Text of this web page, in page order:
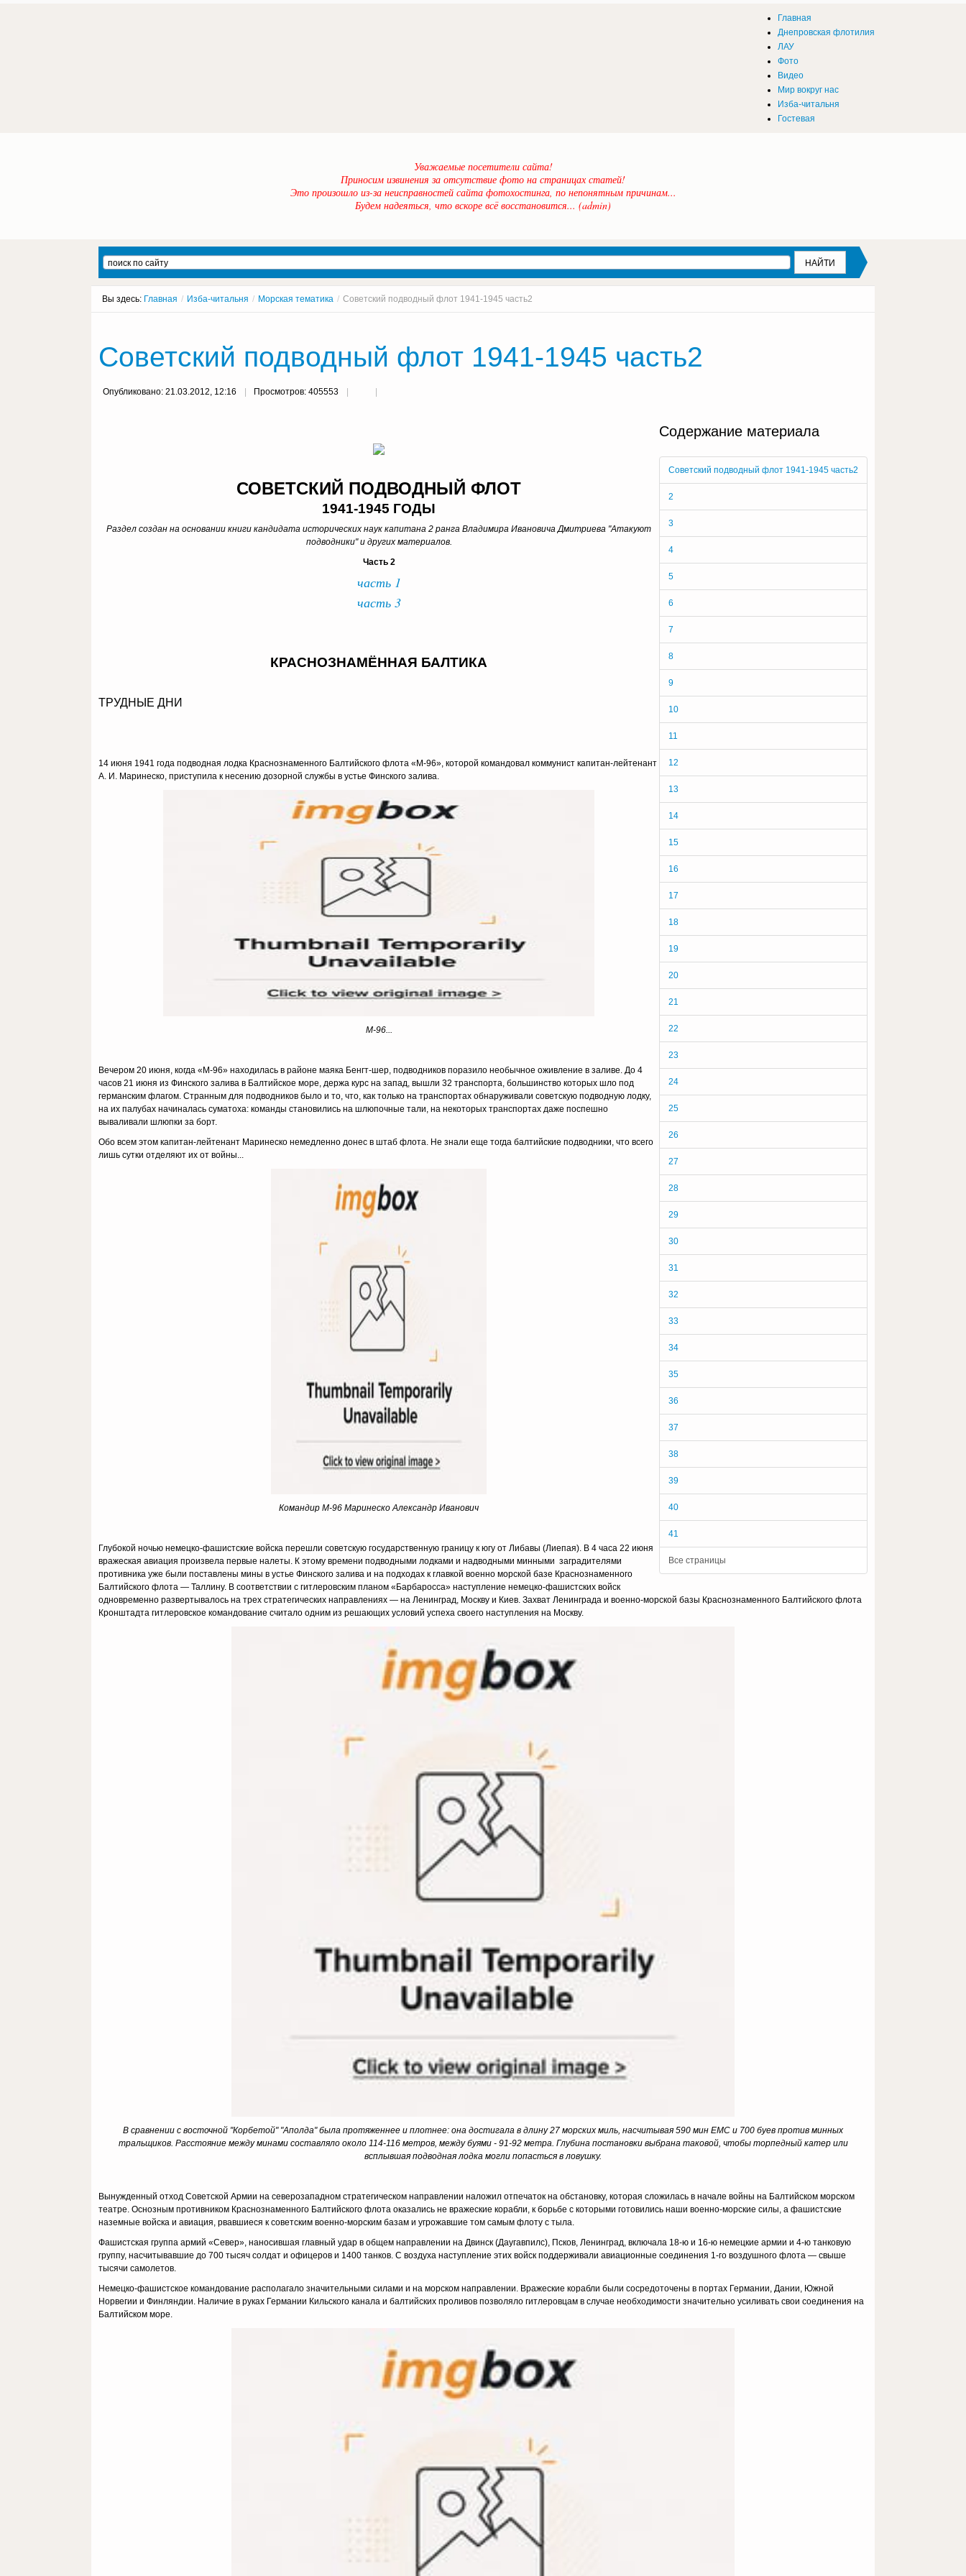
Главная
Днепровская флотилия
ЛАУ
Фото
Видео
Мир вокруг нас
Изба-читальня
Гостевая
Уважаемые посетители сайта!
Приносим извинения за отсутствие фото на страницах статей!
Это произошло из-за неисправностей сайта фотохостинга, по непонятным причинам...
Будем надеяться, что вскоре всё восстановится... (admin)
Вы здесь: Главная / Изба-читальня / Морская тематика / Советский подводный флот 1941-1945 часть2
Советский подводный флот 1941-1945 часть2
Опубликовано: 21.03.2012, 12:16 Просмотров: 405553
Содержание материала
Советский подводный флот 1941-1945 часть2
2
3
4
5
6
7
8
9
10
11
12
13
14
15
16
17
18
19
20
21
22
23
24
25
26
27
28
29
30
31
32
33
34
35
36
37
38
39
40
41
Все страницы
СОВЕТСКИЙ ПОДВОДНЫЙ ФЛОТ
1941-1945 ГОДЫ
Раздел создан на основании книги кандидата исторических наук капитана 2 ранга Владимира Ивановича Дмитриева "Атакуют
подводники" и других материалов.
Часть 2
часть 1
часть 3
КРАСНОЗНАМЁННАЯ БАЛТИКА
ТРУДНЫЕ ДНИ
14 июня 1941 года подводная лодка Краснознаменного Балтийского флота «М-96», которой командовал коммунист капитан-лейтенант
А. И. Маринеско, приступила к несению дозорной службы в устье Финского залива.
М-96...
Вечером 20 июня, когда «М-96» находилась в районе маяка Бенгт-шер, подводников поразило необычное оживление в заливе. До 4
часов 21 июня из Финского залива в Балтийское море, держа курс на запад, вышли 32 транспорта, большинство которых шло под
германским флагом. Странным для подводников было и то, что, как только на транспортах обнаруживали советскую подводную лодку,
на их палубах начиналась суматоха: команды становились на шлюпочные тали, на некоторых транспортах даже поспешно
вываливали шлюпки за борт.
Обо всем этом капитан-лейтенант Маринеско немедленно донес в штаб флота. Не знали еще тогда балтийские подводники, что всего
лишь сутки отделяют их от войны...
Командир М-96 Маринеско Александр Иванович
Глубокой ночью немецко-фашистские войска перешли советскую государственную границу к югу от Либавы (Лиепая). В 4 часа 22 июня
вражеская авиация произвела первые налеты. К этому времени подводными лодками и надводными минными заградителями
противника уже были поставлены мины в устье Финского залива и на подходах к главкой военно морской базе Краснознаменного
Балтийского флота — Таллину. В соответствии с гитлеровским планом «Барбаросса» наступление немецко-фашистских войск
одновременно развертывалось на трех стратегических направлениях — на Ленинград, Москву и Киев. Захват Ленинграда и военно-морской базы Краснознаменного Балтийского флота
Кронштадта гитлеровское командование считало одним из решающих условий успеха своего наступления на Москву.
В сравнении с восточной "Корбетой" "Аполда" была протяженнее и плотнее: она достигала в длину 27 морских миль, насчитывая 590 мин ЕМС и 700 буев против минных
тральщиков. Расстояние между минами составляло около 114-116 метров, между буями - 91-92 метра. Глубина постановки выбрана таковой, чтобы торпедный катер или
всплывшая подводная лодка могли попасться в ловушку.
Вынужденный отход Советской Армии на северозападном стратегическом направлении наложил отпечаток на обстановку, которая сложилась в начале войны на Балтийском морском
театре. Оснозным противником Краснознаменного Балтийского флота оказались не вражеские корабли, к борьбе с которыми готовились наши военно-морские силы, а фашистские
наземные войска и авиация, рвавшиеся к советским военно-морским базам и угрожавшие том самым флоту с тыла.
Фашистская группа армий «Север», наносившая главный удар в общем направлении на Двинск (Даугавпилс), Псков, Ленинград, включала 18-ю и 16-ю немецкие армии и 4-ю танковую
группу, насчитывавшие до 700 тысяч солдат и офицеров и 1400 танков. С воздуха наступление этих войск поддерживали авиационные соединения 1-го воздушного флота — свыше
тысячи самолетов.
Немецко-фашистское командование располагало значительными силами и на морском направлении. Вражеские корабли были сосредоточены в портах Германии, Дании, Южной
Норвегии и Финляндии. Наличие в руках Германии Кильского канала и балтийских проливов позволяло гитлеровцам в случае необходимости значительно усиливать свои соединения на
Балтийском море.